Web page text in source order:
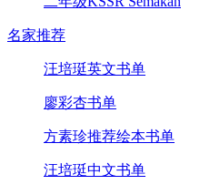
名家推荐
汪培珽英文书单
廖彩杏书单
方素珍推荐绘本书单
汪培珽中文书单